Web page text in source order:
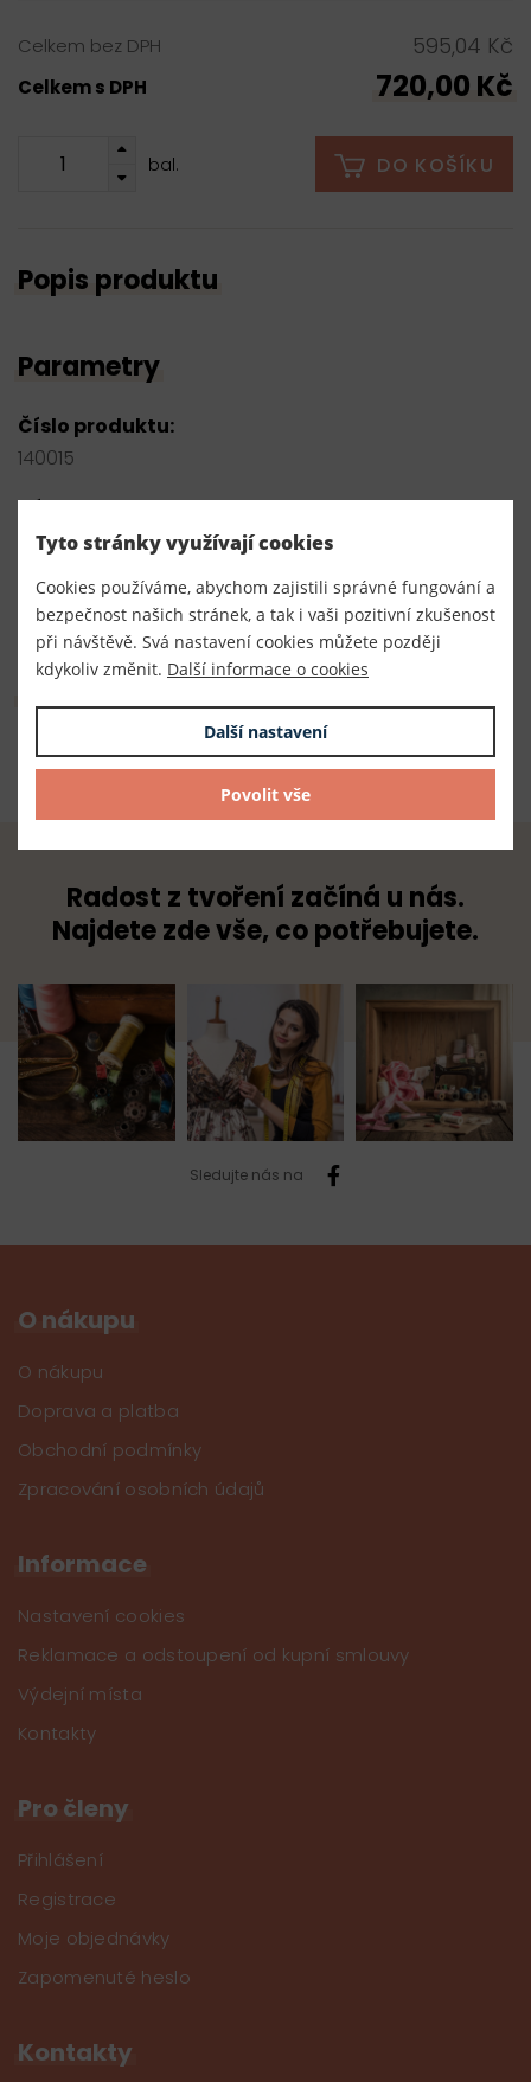
Celkem bez DPH 595,04 Kč
Celkem s DPH 720,00 Kč
bal. DO KOŠÍKU
Popis produktu
Parametry
Číslo produktu:
140015
Výrobce
Český výrobce
Dodavatel
TKACZIK s.r.o.
Radost z tvoření začíná u nás.
Najdete zde vše, co potřebujete.
Sledujte nás na
O nákupu
O nákupu
Doprava a platba
Obchodní podmínky
Zpracování osobních údajů
Informace
Nastavení cookies
Reklamace a odstoupení od kupní smlouvy
Výdejní místa
Kontakty
Pro členy
Přihlášení
Registrace
Moje objednávky
Zapomenuté heslo
Kontakty
Tyto stránky využívají cookies
Cookies používáme, abychom zajistili správné fungování a
bezpečnost našich stránek, a tak i vaši pozitivní zkušenost
při návštěvě. Svá nastavení cookies můžete později
kdykoliv změnit. Další informace o cookies
Další nastavení
Povolit vše